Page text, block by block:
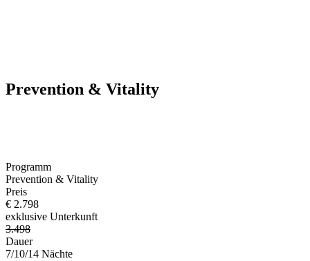
Prevention & Vitality
Programm
Prevention & Vitality
Preis
€ 2.798
exklusive Unterkunft
3.498
Dauer
7/10/14 Nächte